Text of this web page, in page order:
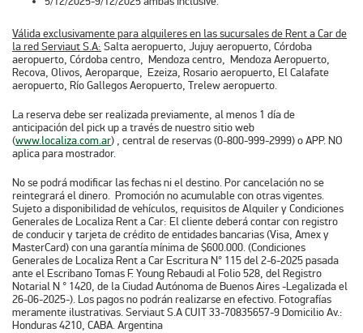
Válida exclusivamente para alquileres en las sucursales de Rent a Car de
la red Serviaut S.A: Salta aeropuerto, Jujuy aeropuerto, Córdoba
aeropuerto, Córdoba centro, Mendoza centro, Mendoza Aeropuerto,
Recova, Olivos, Aeroparque, Ezeiza, Rosario aeropuerto, El Calafate
aeropuerto, Río Gallegos Aeropuerto, Trelew aeropuerto.
La reserva debe ser realizada previamente, al menos 1 día de
anticipación del pick up a través de nuestro sitio web
(www.localiza.com.ar) , central de reservas (0-800-999-2999) o APP. NO
aplica para mostrador.
No se podrá modificar las fechas ni el destino. Por cancelación no se
reintegrará el dinero. Promoción no acumulable con otras vigentes.
Sujeto a disponibilidad de vehículos, requisitos de Alquiler y Condiciones
Generales de Localiza Rent a Car: El cliente deberá contar con registro
de conducir y tarjeta de crédito de entidades bancarias (Visa, Amex y
MasterCard) con una garantía mínima de $600.000. (Condiciones
Generales de Localiza Rent a Car Escritura N° 115 del 2-6-2025 pasada
ante el Escribano Tomas F. Young Rebaudi al Folio 528, del Registro
Notarial N ° 1420, de la Ciudad Autónoma de Buenos Aires -Legalizada el
26-06-2025-). Los pagos no podrán realizarse en efectivo. Fotografías
meramente ilustrativas. Serviaut S.A CUIT 33-70835657-9 Domicilio Av.:
Honduras 4210, CABA. Argentina